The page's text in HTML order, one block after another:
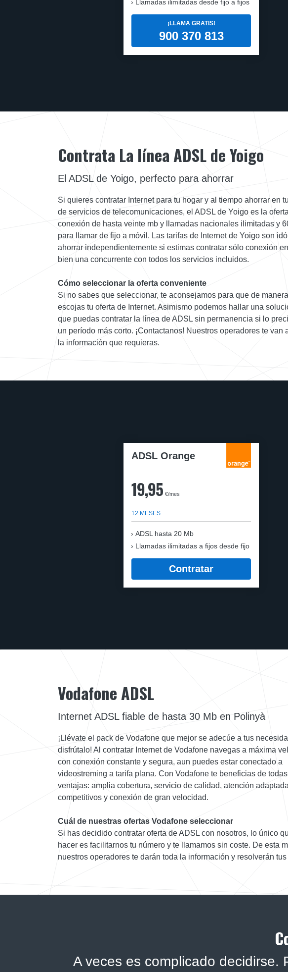
Llamadas ilimitadas desde fijo a fijos
¡LLAMA GRATIS!
900 370 813
Contrata La línea ADSL de Yoigo
El ADSL de Yoigo, perfecto para ahorrar
Si quieres contratar Internet para tu hogar y al tiempo ahorrar en
de servicios de telecomunicaciones, el ADSL de Yoigo es la
conexión de hasta veinte mb y llamadas nacionales ilimitadas y
para llamar de fijo a móvil. Las tarifas de Internet de Yoigo son
ahorrar independientemente si estimas contratar sólo conexión
bien una concurrente con todos los servicios incluidos.
Cómo seleccionar la oferta conveniente
Si no sabes que seleccionar, te aconsejamos para que de manera
escojas tu oferta de Internet. Asimismo podemos hallar una
que puedas contratar la línea de ADSL sin permanencia si lo
un período más corto. ¡Contactanos! Nuestros operadores te van
la información que requieras.
ADSL Orange
19,95 €/mes
12 MESES
ADSL hasta 20 Mb
Llamadas ilimitadas a fijos desde fijo
Contratar
Vodafone ADSL
Internet ADSL fiable de hasta 30 Mb en Polinyà
¡Llévate el pack de Vodafone que mejor se adecúe a tus
disfrútalo! Al contratar Internet de Vodafone navegas a máxima
con conexión constante y segura, aun puedes estar conectado a
videostreming a tarifa plana. Con Vodafone te beneficias de
ventajas: amplia cobertura, servicio de calidad, atención
competitivos y conexión de gran velocidad.
Cuál de nuestras ofertas Vodafone seleccionar
Si has decidido contratar oferta de ADSL con nosotros, lo único
hacer es facilitarnos tu número y te llamamos sin coste. De esta
nuestros operadores te darán toda la información y resolverán tus
A veces es complicado decidirse.